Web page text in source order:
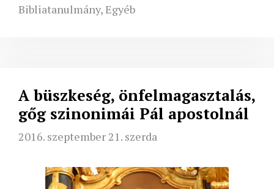
Bibliatanulmány,Egyéb
A büszkeség, önfelmagasztalás,
gőg szinonimái Pál apostolnál
2016. szeptember 21. szerda